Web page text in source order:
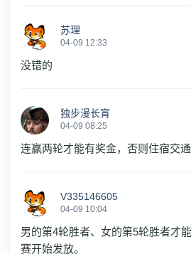
苏理
04-09 12:33
没错的
独步漫长宵
04-09 08:25
连赢两轮才能有奖金，否则住宿交通
V335146605
04-09 10:04
男的第4轮胜者、女的第5轮胜者才
赛开始发放。